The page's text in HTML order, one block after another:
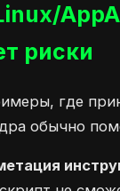
риски
где
обычно